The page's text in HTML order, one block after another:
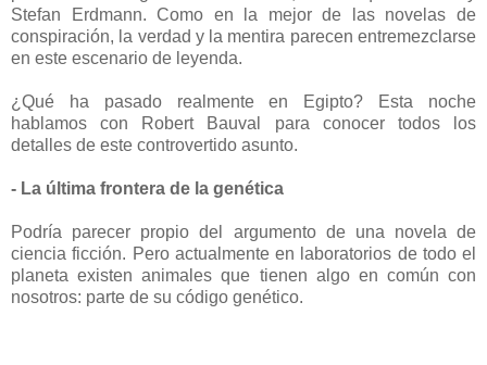
Stefan Erdmann. Como en la mejor de las novelas de
conspiración, la verdad y la mentira parecen entremezclarse
en este escenario de leyenda.
¿Qué ha pasado realmente en Egipto? Esta noche
hablamos con Robert Bauval para conocer todos los
detalles de este controvertido asunto.
- La última frontera de la genética
Podría parecer propio del argumento de una novela de
ciencia ficción. Pero actualmente en laboratorios de todo el
planeta existen animales que tienen algo en común con
nosotros: parte de su código genético.